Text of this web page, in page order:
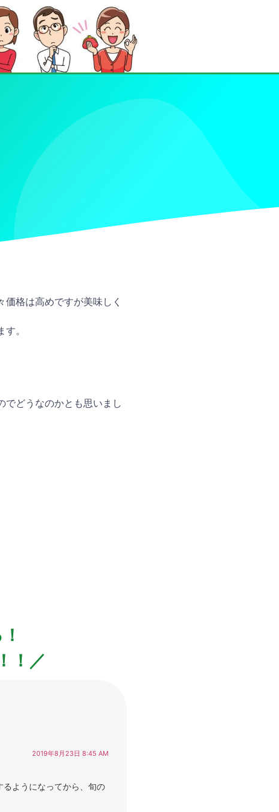
格は高めですが美味しく
。
でどうなのかとも思いまし
！／
2019年8月23日 8:45 AM
ようになってから、旬の